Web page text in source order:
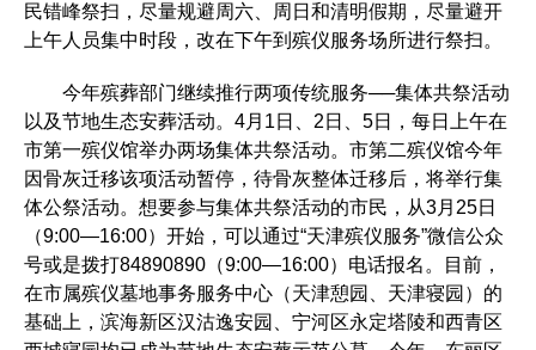
民错峰祭扫，尽量规避周六、周日和清明假期，尽量避开
上午人员集中时段，改在下午到殡仪服务场所进行祭扫。
今年殡葬部门继续推行两项传统服务──集体共祭活动
以及节地生态安葬活动。4月1日、2日、5日，每日上午在
市第一殡仪馆举办两场集体共祭活动。市第二殡仪馆今年
因骨灰迁移该项活动暂停，待骨灰整体迁移后，将举行集
体公祭活动。想要参与集体共祭活动的市民，从3月25日
（9:00—16:00）开始，可以通过“天津殡仪服务”微信公众
号或是拨打84890890（9:00—16:00）电话报名。目前，
在市属殡仪墓地事务服务中心（天津憩园、天津寝园）的
基础上，滨海新区汉沽逸安园、宁河区永定塔陵和西青区